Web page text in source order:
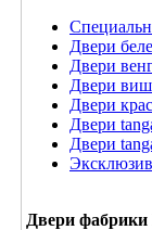
Двери
Двери
Двери
Двери
Двери
Двери
Двери фабрики